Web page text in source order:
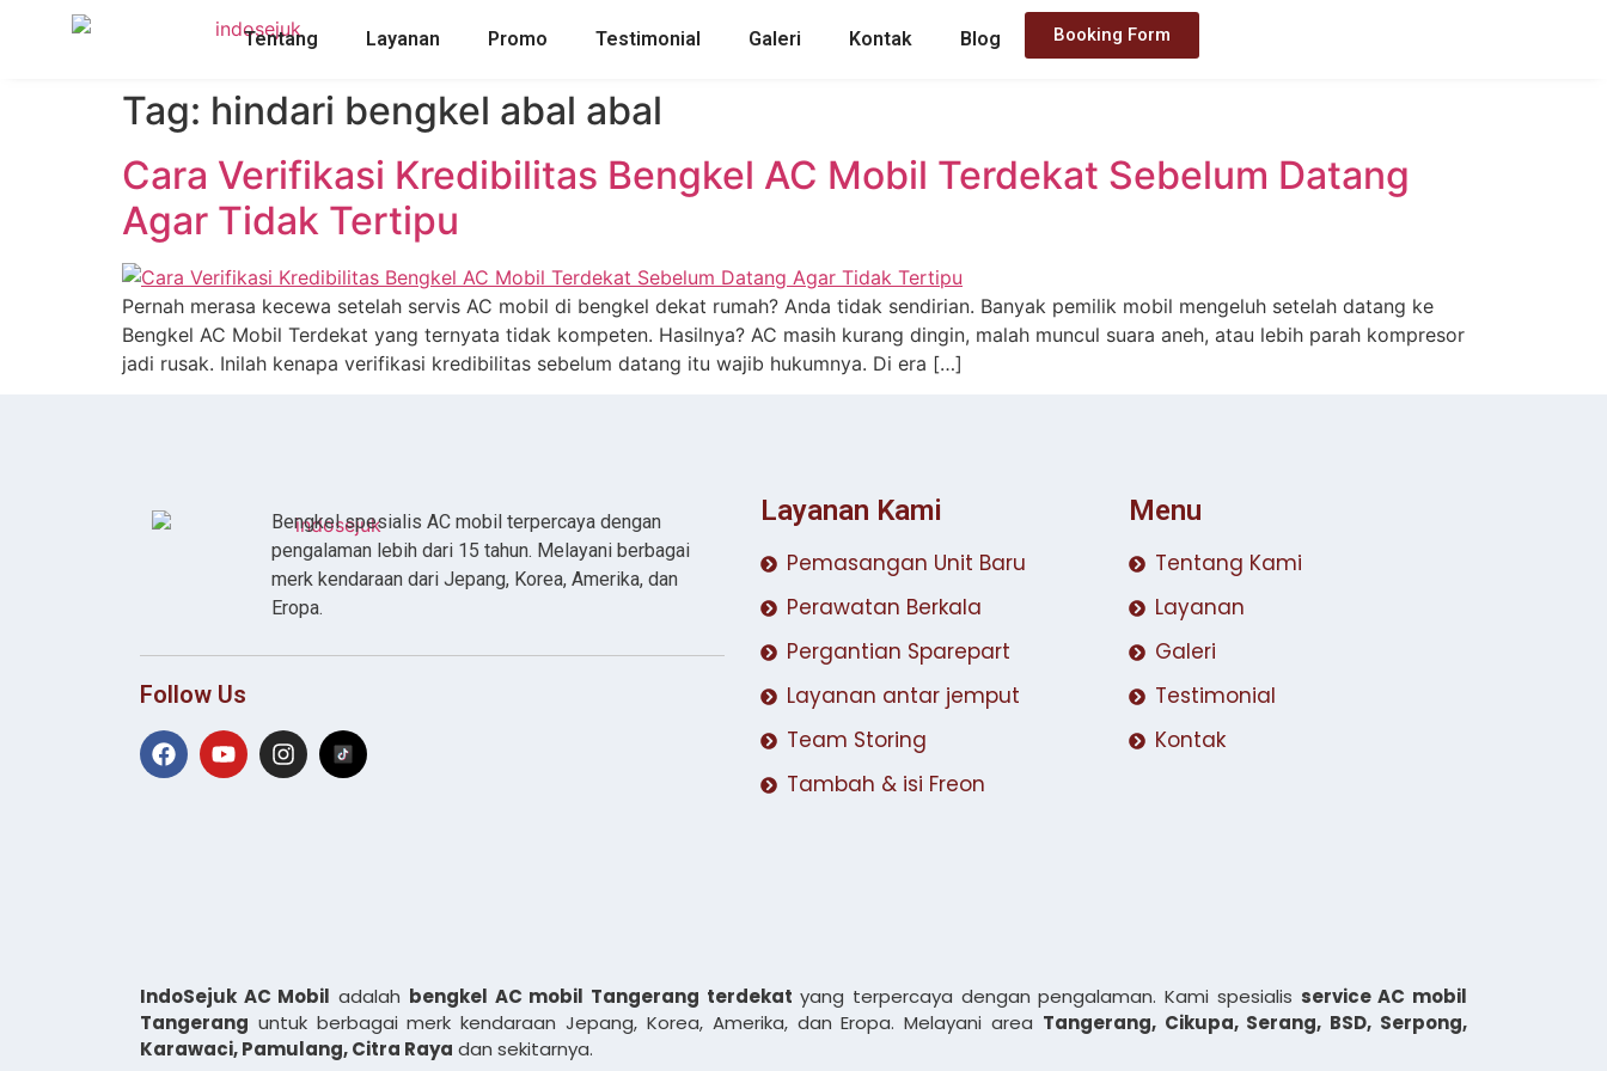
Tentang Layanan Promo Testimonial Galeri Kontak Blog Booking Form
Tag: hindari bengkel abal abal
Cara Verifikasi Kredibilitas Bengkel AC Mobil Terdekat Sebelum Datang
Agar Tidak Tertipu
Pernah merasa kecewa setelah servis AC mobil di bengkel dekat rumah? Anda tidak sendirian. Banyak pemilik mobil mengeluh setelah datang ke
Bengkel AC Mobil Terdekat yang ternyata tidak kompeten. Hasilnya? AC masih kurang dingin, malah muncul suara aneh, atau lebih parah kompresor
jadi rusak. Inilah kenapa verifikasi kredibilitas sebelum datang itu wajib hukumnya. Di era […]
Bengkel spesialis AC mobil terpercaya dengan
pengalaman lebih dari 15 tahun. Melayani berbagai
merk kendaraan dari Jepang, Korea, Amerika, dan
Eropa.
Follow Us
Layanan Kami
Pemasangan Unit Baru
Perawatan Berkala
Pergantian Sparepart
Layanan antar jemput
Team Storing
Tambah & isi Freon
Menu
Tentang Kami
Layanan
Galeri
Testimonial
Kontak
IndoSejuk AC Mobil adalah bengkel AC mobil Tangerang terdekat yang terpercaya dengan pengalaman. Kami spesialis service AC mobil
Tangerang untuk berbagai merk kendaraan Jepang, Korea, Amerika, dan Eropa. Melayani area Tangerang, Cikupa, Serang, BSD, Serpong,
Karawaci, Pamulang, Citra Raya dan sekitarnya.